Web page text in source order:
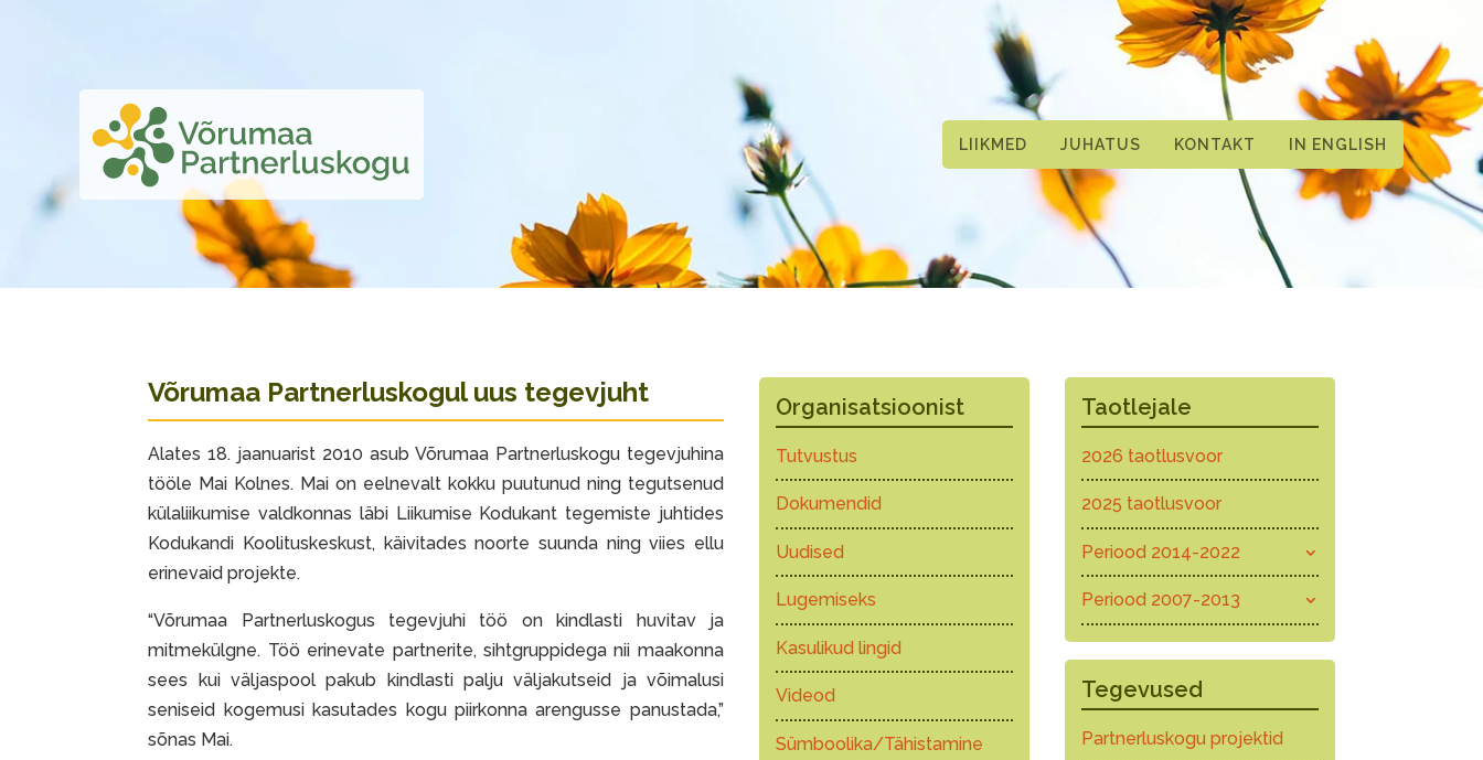
LIIKMED JUHATUS KONTAKT IN ENGLISH
Võrumaa Partnerluskogul uus tegevjuht
Alates 18. jaanuarist 2010 asub Võrumaa Partnerluskogu tegevjuhina
tööle Mai Kolnes. Mai on eelnevalt kokku puutunud ning tegutsenud
külaliikumise valdkonnas läbi Liikumise Kodukant tegemiste juhtides
Kodukandi Koolituskeskust, käivitades noorte suunda ning viies ellu
erinevaid projekte.
“Võrumaa Partnerluskogus tegevjuhi töö on kindlasti huvitav ja
mitmekülgne. Töö erinevate partnerite, sihtgruppidega nii maakonna
sees kui väljaspool pakub kindlasti palju väljakutseid ja võimalusi
seniseid kogemusi kasutades kogu piirkonna arengusse panustada,”
sõnas Mai.
Organisatsioonist
Tutvustus
Dokumendid
Uudised
Lugemiseks
Kasulikud lingid
Videod
Sümboolika/Tähistamine
Taotlejale
2026 taotlusvoor
2025 taotlusvoor
Periood 2014-2022
Periood 2007-2013
Tegevused
Partnerluskogu projektid